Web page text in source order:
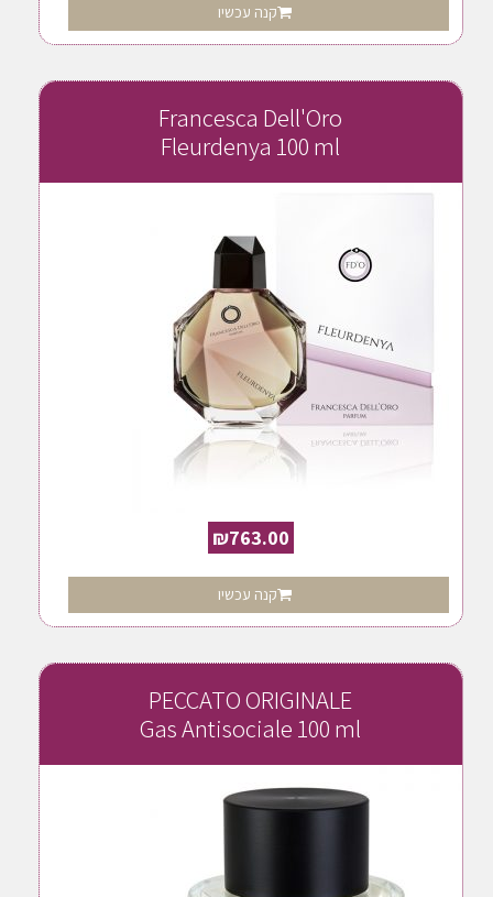
קנה עכשיו
Francesca Dell'Oro
Fleurdenya 100 ml
₪763.00
קנה עכשיו
PECCATO ORIGINALE
Gas Antisociale 100 ml